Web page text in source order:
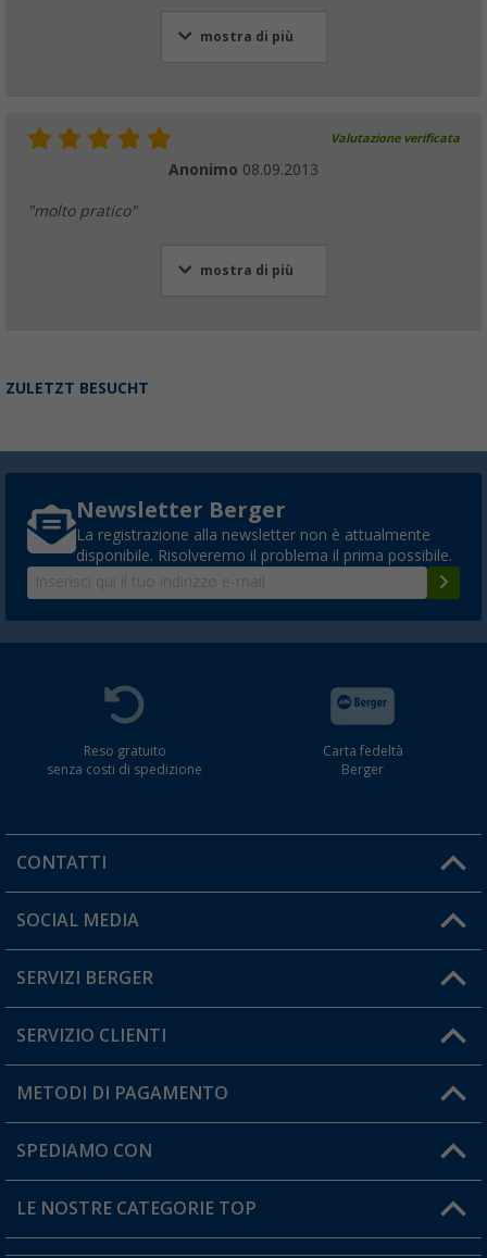
mostra di più
Valutazione verificata
Anonimo 08.09.2013
"molto pratico"
mostra di più
ZULETZT BESUCHT
Newsletter Berger
La registrazione alla newsletter non è attualmente
disponibile. Risolveremo il problema il prima possibile.
Reso gratuito
senza costi di spedizione
Carta fedeltà
Berger
CONTATTI
Orari di apertura del servizio:
Hai una domanda?
SOCIAL MEDIA
SERVIZI BERGER
Diventare rivenditori
Il mio Account
Carta fedeltà Berger
SERVIZIO CLIENTI
Informazioni sulla spedizione
Resi
FAQ e Contatti
METODI DI PAGAMENTO
SPEDIAMO CON
LE NOSTRE CATEGORIE TOP